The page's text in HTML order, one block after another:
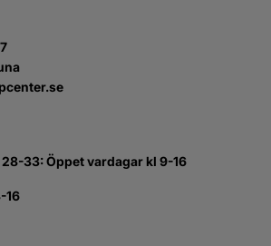
33: Öppet vardagar kl 9-16
16